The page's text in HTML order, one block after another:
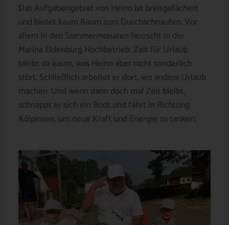
Das Aufgabengebiet von Heino ist breitgefächert
und bietet kaum Raum zum Durchschnaufen. Vor
allem in den Sommermonaten herrscht in der
Marina Eldenburg Hochbetrieb. Zeit für Urlaub
bleibt da kaum, was Heino aber nicht sonderlich
stört. Schließlich arbeitet er dort, wo andere Urlaub
machen. Und wenn dann doch mal Zeit bleibt,
schnappt er sich ein Boot und fährt in Richtung
Kölpinsee, um neue Kraft und Energie zu tanken.